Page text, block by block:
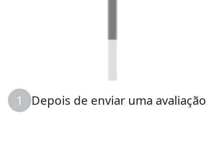
Depois de enviar uma avaliação